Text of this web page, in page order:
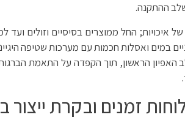
ההתקנה.
איכויות; החל ממוצרים בסיסיים וזולים ועד
במים ואסלות חכמות עם מערכות שטיפה
הראשון, תוך הקפדה על התאמת הברגות,
זמנים ובקרת